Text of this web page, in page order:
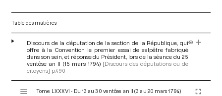
Table des matières
Discours de la députation de la section de la République, qui
offre à la Convention le premier essai de salpêtre fabriqué
dans son sein, et réponse du Président, lors de la séance du 25
ventôse an II (15 mars 1794) [Discours des députations ou de
citoyens] p.490
Tome LXXXVI - Du 13 au 30 ventôse an II (3 au 20 mars 1794)